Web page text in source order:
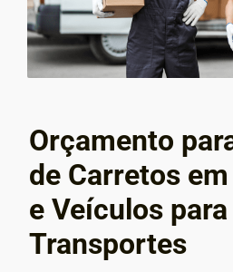
Orçamento
de Carretos
e Veículos
Transportes